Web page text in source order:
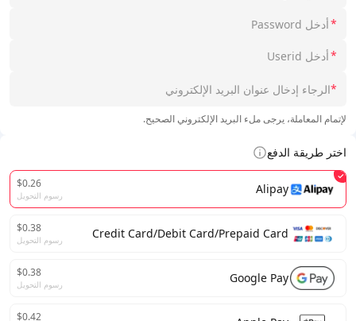
*
*
*
لإتمام المعاملة، يرجى ملء البريد الإلكتروني الصحيح.
اختر طريقة الدفع
Alipay
$0.26
رسوم التحويل
Credit Card/Debit Card/Prepaid Card
$0.38
رسوم التحويل
Google Pay
$0.38
رسوم التحويل
$0.42